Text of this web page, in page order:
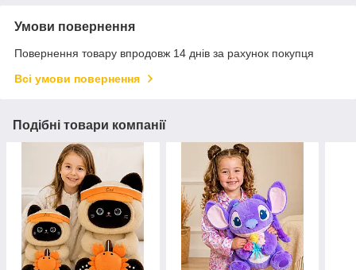
Умови повернення
Повернення товару впродовж 14 днів за рахунок покупця
Всі умови повернення
Подібні товари компанії